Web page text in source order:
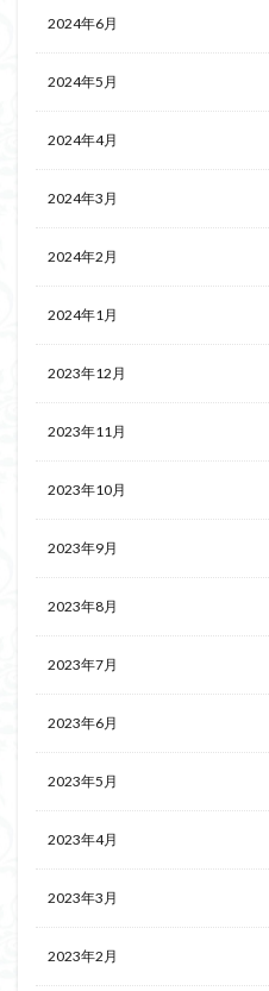
2024年6月
2024年5月
2024年4月
2024年3月
2024年2月
2024年1月
2023年12月
2023年11月
2023年10月
2023年9月
2023年8月
2023年7月
2023年6月
2023年5月
2023年4月
2023年3月
2023年2月